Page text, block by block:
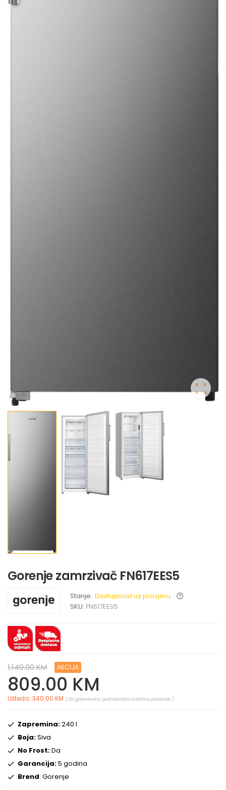
Gorenje zamrzivač FN617EES5
Stanje: Dostupnost uz provjeru
SKU: FN617EES5
1,149.00 KM AKCIJA
809.00 KM
Ušteda: 340.00 KM ( Za gotovinsko i jednokratno kartično plaćanje )
Zapremina:240 l
Boja:Siva
No Frost:Da
Garancija:5 godina
Brend: Gorenje